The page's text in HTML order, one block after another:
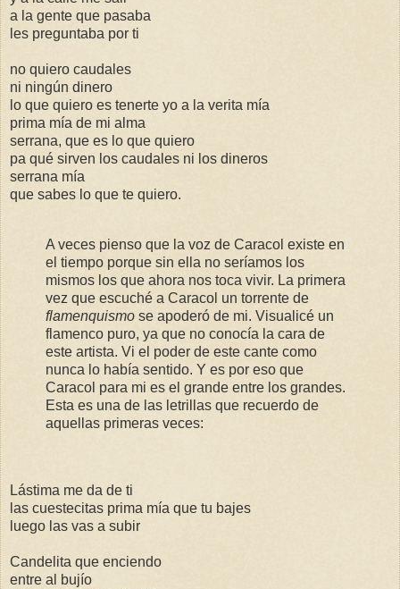
a la gente que pasaba
les preguntaba por ti
no quiero caudales
ni ningún dinero
lo que quiero es tenerte yo a la verita mía
prima mía de mi alma
serrana, que es lo que quiero
pa qué sirven los caudales ni los dineros
serrana mía
que sabes lo que te quiero.
A veces pienso que la voz de Caracol existe en
el tiempo porque sin ella no seríamos los
mismos los que ahora nos toca vivir. La primera
vez que escuché a Caracol un torrente de
flamenquismo se apoderó de mi. Visualicé un
flamenco puro, ya que no conocía la cara de
este artista. Vi el poder de este cante como
nunca lo había sentido. Y es por eso que
Caracol para mi es el grande entre los grandes.
Esta es una de las letrillas que recuerdo de
aquellas primeras veces:
Lástima me da de ti
las cuestecitas prima mía que tu bajes
luego las vas a subir
Candelita que enciendo
entre al bujío